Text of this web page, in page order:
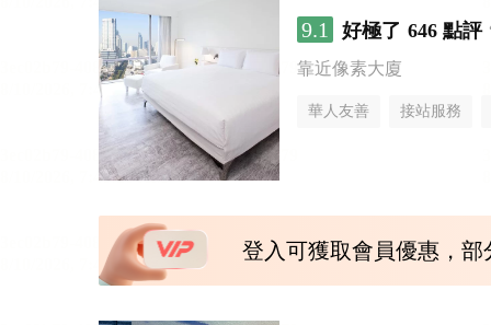
9.1 好極了 646 點評
靠近像素大廈
華人友善 接站服務
登入可獲取會員優惠，